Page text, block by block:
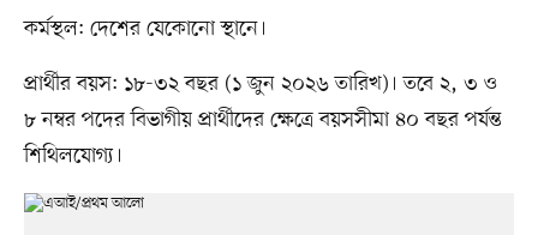
কর্মস্থল: দেশের যেকোনো স্থানে।
প্রার্থীর বয়স: ১৮-৩২ বছর (১ জুন ২০২৬ তারিখ)। তবে ২, ৩ ও
৮ নম্বর পদের বিভাগীয় প্রার্থীদের ক্ষেত্রে বয়সসীমা ৪০ বছর পর্যন্ত
শিথিলযোগ্য।